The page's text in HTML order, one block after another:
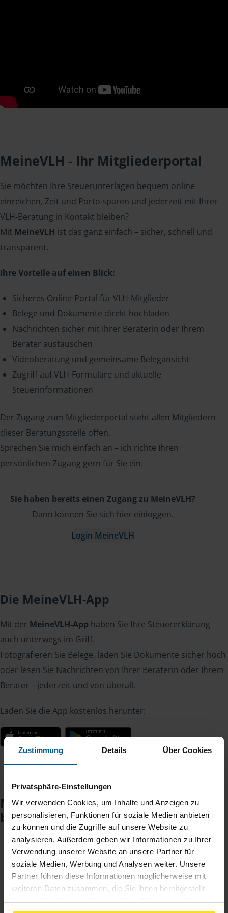
Zustimmung Details Über Cookies
Privatsphäre-Einstellungen
Wir verwenden Cookies, um Inhalte und Anzeigen zu
personalisieren, Funktionen für soziale Medien anbieten
zu können und die Zugriffe auf unsere Website zu
analysieren. Außerdem geben wir Informationen zu Ihrer
Verwendung unserer Website an unsere Partner für
soziale Medien, Werbung und Analysen weiter. Unsere
Partner führen diese Informationen möglicherweise mit
weiteren Daten zusammen, die Sie ihnen bereitgestellt
haben oder die sie im Rahmen Ihrer Nutzung der Dienste
MeineVLH - Ihr Mitgliederportal
Sie möchten Ihre Steuerunterlagen bequem online
einreichen, Zeit und Porto sparen und jederzeit mit Ihrer
VLH-Beratung in Kontakt bleiben?
Mit MeineVLH ist das ganz einfach – sicher, schnell und
transparent.
Ihre Vorteile auf einen Blick:
Sicheres Online-Portal für VLH-Mitglieder
Belege und Dokumente direkt hochladen
Nachrichten sicher mit Ihrer Beraterin oder Ihrem
Berater austauschen
Videoberatung und gemeinsame Belegansicht
Zugriff auf VLH-Formulare und aktuelle
Steuerinformationen
Der Zugang zum Mitgliederportal steht allen Mitgliedern
dieser Beratungsstelle offen.
Sprechen Sie mich einfach an – ich richte Ihren
persönlichen Zugang gern für Sie ein.
Sie haben bereits einen Zugang zu MeineVLH?
Dann können Sie sich hier einloggen.
Login MeineVLH
Die MeineVLH-App
Mit der MeineVLH-App haben Sie Ihre Steuererklärung
auch unterwegs im Griff.
Fotografieren Sie Belege, laden Sie Dokumente sicher hoch
oder lesen Sie Nachrichten von Ihrer Beraterin oder Ihrem
Berater – jederzeit und von überall.
Laden Sie die App kostenlos herunter:
Noch keinen Zugang? So einfach
beantragen Sie ihn.
1
Sie teilen mir mit, dass Sie MeineVLH nutzen
wollen.
2
Sie bekommen eine E-Mail mit Ihren Zugangsdaten